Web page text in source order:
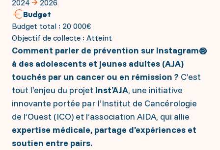
Comment parler de prévention sur Instagram®
à des adolescents et jeunes adultes (AJA)
touchés par un cancer ou en rémission ? C’est
tout l’enjeu du projet Inst’AJA, une initiative
innovante portée par l’Institut de Cancérologie
de l’Ouest (ICO) et l’association AIDA, qui allie
expertise médicale, partage d’expériences et
soutien entre pairs.
2024
2026
Budget
Budget total : 20 000€
Objectif de collecte : Atteint